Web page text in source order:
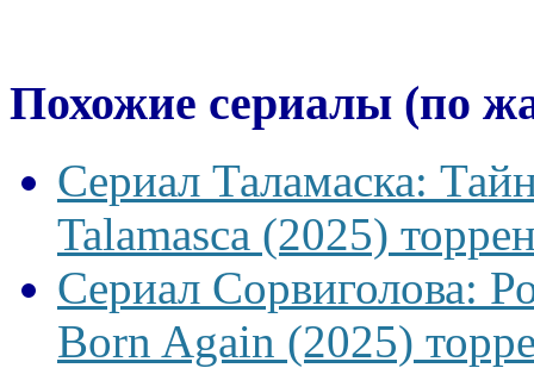
Похожие сериалы (по
Сериал Таламаска:
Talamasca (2025)
Сериал Сорвиголова:
Born Again (2025)